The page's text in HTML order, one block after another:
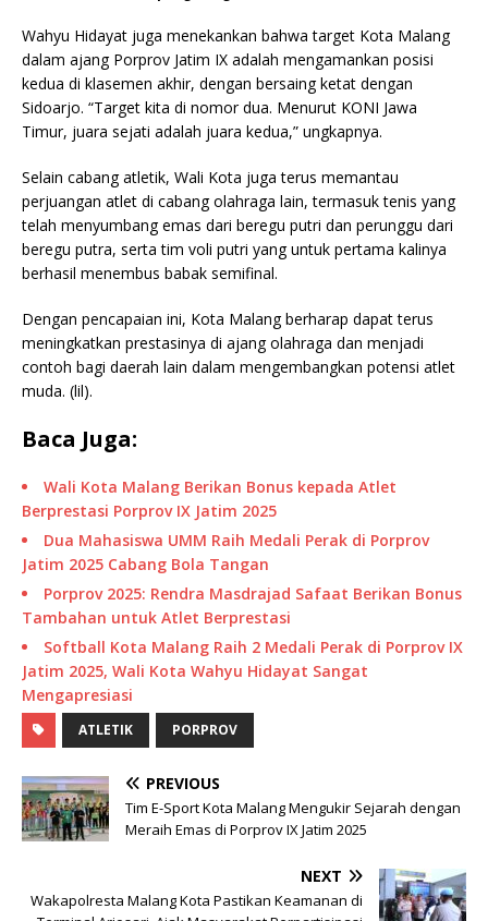
Wahyu Hidayat juga menekankan bahwa target Kota Malang
dalam ajang Porprov Jatim IX adalah mengamankan posisi
kedua di klasemen akhir, dengan bersaing ketat dengan
Sidoarjo. “Target kita di nomor dua. Menurut KONI Jawa
Timur, juara sejati adalah juara kedua,” ungkapnya.
Selain cabang atletik, Wali Kota juga terus memantau
perjuangan atlet di cabang olahraga lain, termasuk tenis yang
telah menyumbang emas dari beregu putri dan perunggu dari
beregu putra, serta tim voli putri yang untuk pertama kalinya
berhasil menembus babak semifinal.
Dengan pencapaian ini, Kota Malang berharap dapat terus
meningkatkan prestasinya di ajang olahraga dan menjadi
contoh bagi daerah lain dalam mengembangkan potensi atlet
muda. (lil).
Baca Juga:
Wali Kota Malang Berikan Bonus kepada Atlet
Berprestasi Porprov IX Jatim 2025
Dua Mahasiswa UMM Raih Medali Perak di Porprov
Jatim 2025 Cabang Bola Tangan
Porprov 2025: Rendra Masdrajad Safaat Berikan Bonus
Tambahan untuk Atlet Berprestasi
Softball Kota Malang Raih 2 Medali Perak di Porprov IX
Jatim 2025, Wali Kota Wahyu Hidayat Sangat
Mengapresiasi
ATLETIK PORPROV
PREVIOUS
Tim E-Sport Kota Malang Mengukir Sejarah dengan
Meraih Emas di Porprov IX Jatim 2025
NEXT
Wakapolresta Malang Kota Pastikan Keamanan di